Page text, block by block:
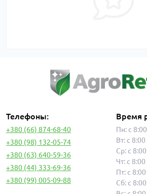
Телефоны:
+380 (66) 874-68-40
+380 (98) 132-05-74
+380 (63) 640-59-36
+380 (44) 333-69-36
+380 (99) 005-09-88
Время
Пн: с
Вт: с
Ср: с
Чт: с
Пт: с
Сб: с